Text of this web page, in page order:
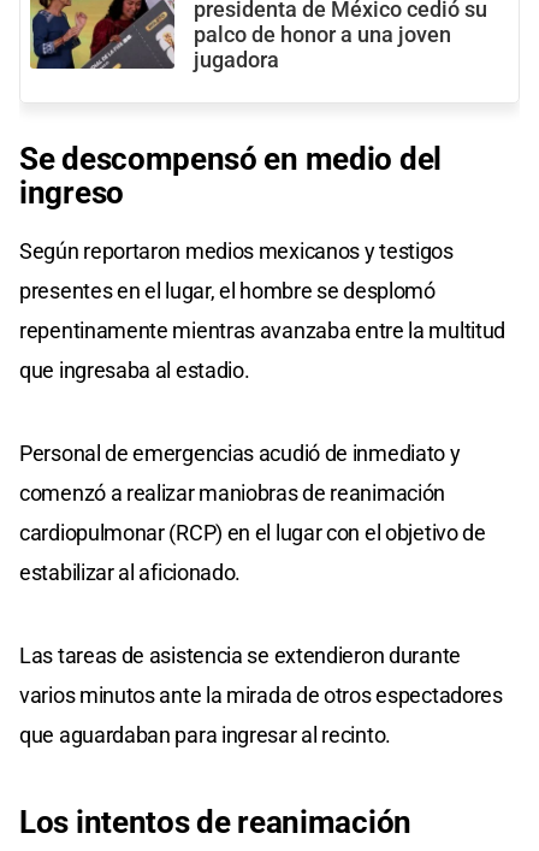
presidenta de México cedió su
palco de honor a una joven
jugadora
Se descompensó en medio del
ingreso
Según reportaron medios mexicanos y testigos
presentes en el lugar, el hombre se desplomó
repentinamente mientras avanzaba entre la multitud
que ingresaba al estadio.
Personal de emergencias acudió de inmediato y
comenzó a realizar maniobras de reanimación
cardiopulmonar (RCP) en el lugar con el objetivo de
estabilizar al aficionado.
Las tareas de asistencia se extendieron durante
varios minutos ante la mirada de otros espectadores
que aguardaban para ingresar al recinto.
Los intentos de reanimación